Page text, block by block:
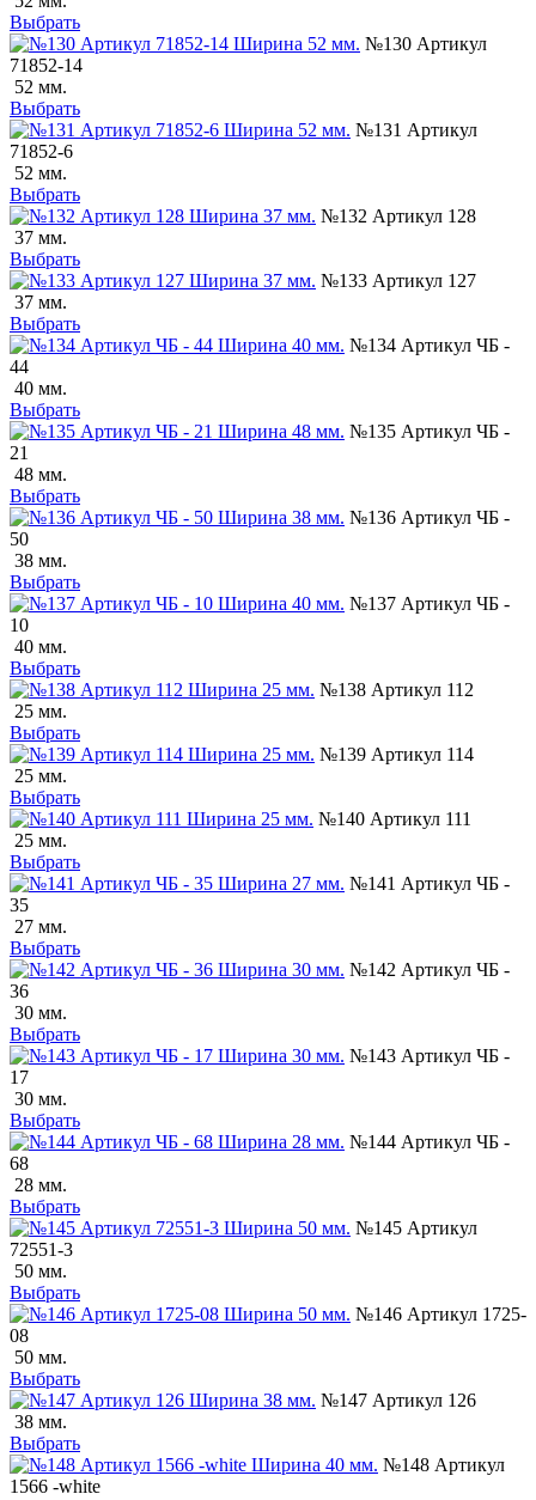
Выбрать
№130 Артикул
71852-14
52 мм.
Выбрать
№131 Артикул
71852-6
52 мм.
Выбрать
№132 Артикул 128
37 мм.
Выбрать
№133 Артикул 127
37 мм.
Выбрать
№134 Артикул ЧБ -
44
40 мм.
Выбрать
№135 Артикул ЧБ -
21
48 мм.
Выбрать
№136 Артикул ЧБ -
50
38 мм.
Выбрать
№137 Артикул ЧБ -
10
40 мм.
Выбрать
№138 Артикул 112
25 мм.
Выбрать
№139 Артикул 114
25 мм.
Выбрать
№140 Артикул 111
25 мм.
Выбрать
№141 Артикул ЧБ -
35
27 мм.
Выбрать
№142 Артикул ЧБ -
36
30 мм.
Выбрать
№143 Артикул ЧБ -
17
30 мм.
Выбрать
№144 Артикул ЧБ -
68
28 мм.
Выбрать
№145 Артикул
72551-3
50 мм.
Выбрать
№146 Артикул 1725-
08
50 мм.
Выбрать
№147 Артикул 126
38 мм.
Выбрать
№148 Артикул
1566 -white